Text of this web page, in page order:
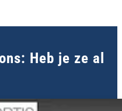
Heb je ze al